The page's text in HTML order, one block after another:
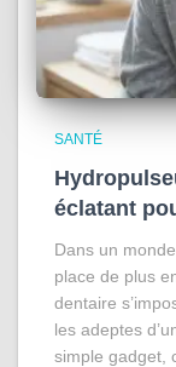
SANTÉ
éclatant
Dans un
place de plus
dentaire
les adeptes
simple gadget,